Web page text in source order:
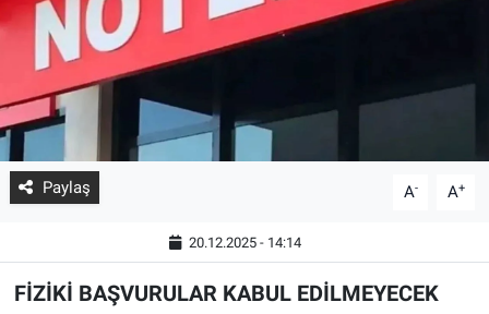
Paylaş A- A+
20.12.2025 - 14:14
FİZİKİ BAŞVURULAR KABUL EDİLMEYECEK